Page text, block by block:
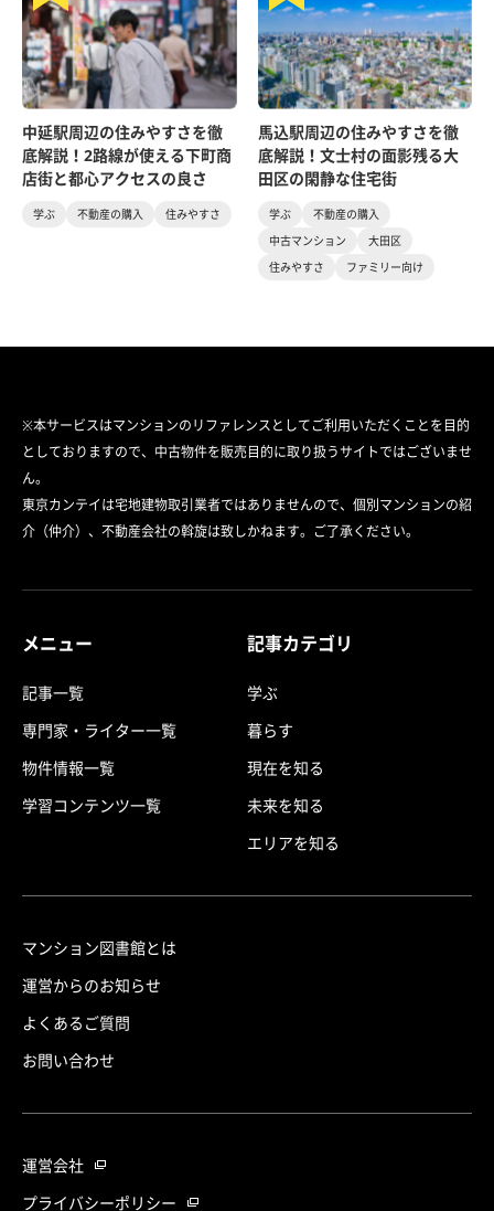
中延駅周辺の住みやすさを徹
底解説！2路線が使える下町商
店街と都心アクセスの良さ
学ぶ 不動産の購入 住みやすさ
馬込駅周辺の住みやすさを徹
底解説！文士村の面影残る大
田区の閑静な住宅街
学ぶ
不動産の購入
中古マンション
大田区
住みやすさ
ファミリー向け
※本サービスはマンションのリファレンスとしてご利用いただくことを目的
としておりますので、中古物件を販売目的に取り扱うサイトではございませ
ん。
東京カンテイは宅地建物取引業者ではありませんので、個別マンションの紹
介（仲介）、不動産会社の斡旋は致しかねます。ご了承ください。
メニュー
記事一覧
専門家・ライター一覧
物件情報一覧
学習コンテンツ一覧
記事カテゴリ
学ぶ
暮らす
現在を知る
未来を知る
エリアを知る
マンション図書館とは
運営からのお知らせ
よくあるご質問
お問い合わせ
運営会社
プライバシーポリシー